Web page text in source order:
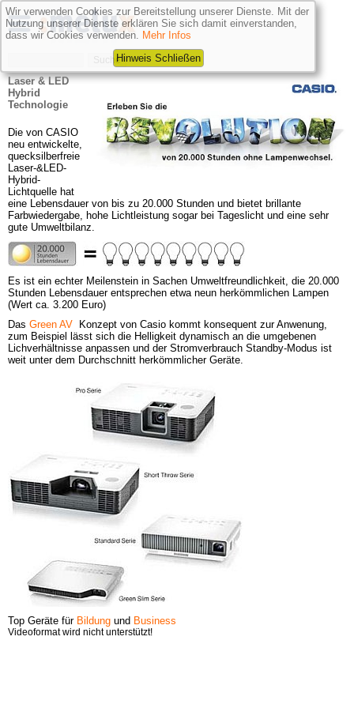
Laser & LED
Hybrid
Technologie
Die von CASIO
neu entwickelte,
quecksilberfreie
Laser-&LED-
Hybrid-
Lichtquelle hat
eine Lebensdauer von bis zu 20.000 Stunden und bietet brillante
Farbwiedergabe, hohe Lichtleistung sogar bei Tageslicht und eine sehr
gute Umweltbilanz.
Es ist ein echter Meilenstein in Sachen Umweltfreundlichkeit, die 20.000
Stunden Lebensdauer entsprechen etwa neun herkömmlichen Lampen
(Wert ca. 3.200 Euro)
Das Green AV
Konzept von Casio kommt konsequent zur Anwenung,
zum Beispiel lässt sich die Helligkeit dynamisch an die umgebenen
Lichverhältnisse anpassen und der Stromverbrauch Standby-Modus ist
weit unter dem Durchschnitt herkömmlicher Geräte.
Top Geräte für Bildung und Business
Videoformat wird nicht unterstützt!
Wir verwenden Cookies zur Bereitstellung unserer Dienste. Mit der
Nutzung unserer Dienste erklären Sie sich damit einverstanden,
dass wir Cookies verwenden. Mehr Infos
Hinweis Schließen